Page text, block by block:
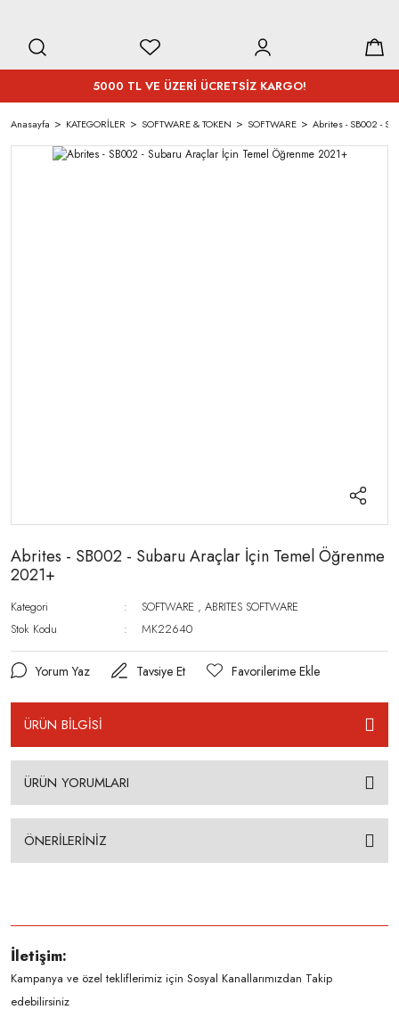
5000 TL VE ÜZERİ ÜCRETSİZ KARGO!
Anasayfa KATEGORİLER SOFTWARE & TOKEN SOFTWARE Abrites - SB002 -
Abrites - SB002 - Subaru Araçlar İçin Temel Öğrenme
2021+
Kategori SOFTWARE ,ABRITES SOFTWARE
Stok Kodu
MK22640
Yorum Yaz Tavsiye Et
ÜRÜN BİLGİSİ
ÜRÜN YORUMLARI
ÖNERİLERİNİZ
İletişim:
Kampanya ve özel tekliflerimiz için Sosyal Kanallarımızdan Takip
edebilirsiniz